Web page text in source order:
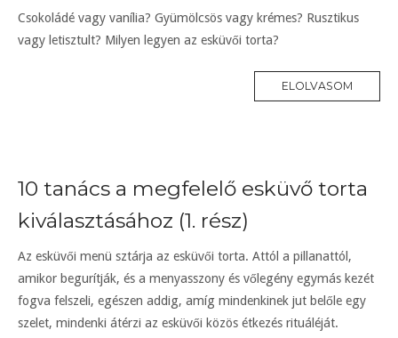
Csokoládé vagy vanília? Gyümölcsös vagy krémes? Rusztikus
vagy letisztult? Milyen legyen az esküvői torta?
ELOLVASOM
10 tanács a megfelelő esküvő torta
kiválasztásához (1. rész)
Az esküvői menü sztárja az esküvői torta. Attól a pillanattól,
amikor begurítják, és a menyasszony és vőlegény egymás kezét
fogva felszeli, egészen addig, amíg mindenkinek jut belőle egy
szelet, mindenki átérzi az esküvői közös étkezés rituáléját.